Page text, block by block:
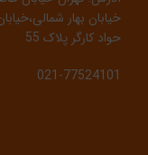
خیابان بهار
حواد کارگر پلاک 55
021-77524101